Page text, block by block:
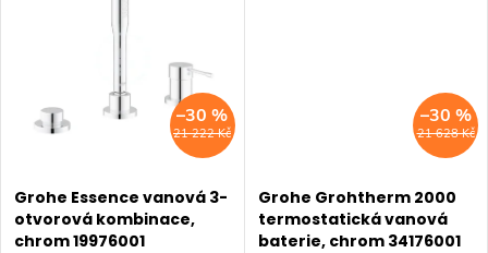
21 222 Kč
–30 %
Grohe Essence vanová 3-
otvorová kombinace,
chrom 19976001
21 628 Kč
–30 %
Grohe Grohtherm 2000
termostatická vanová
baterie, chrom 34176001